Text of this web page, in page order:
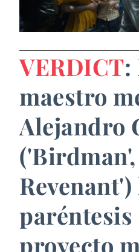
VERDICT:
maestro
Alejandro
proyecto